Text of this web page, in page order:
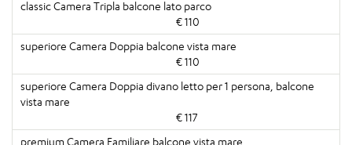
€ 110
€ 110
€ 117